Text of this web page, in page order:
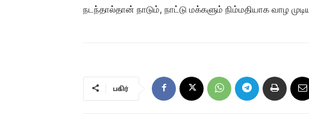
நடந்தால்தான் நாடும், நாட்டு மக்களும் நிம்மதியாக வாழ
பகிர்